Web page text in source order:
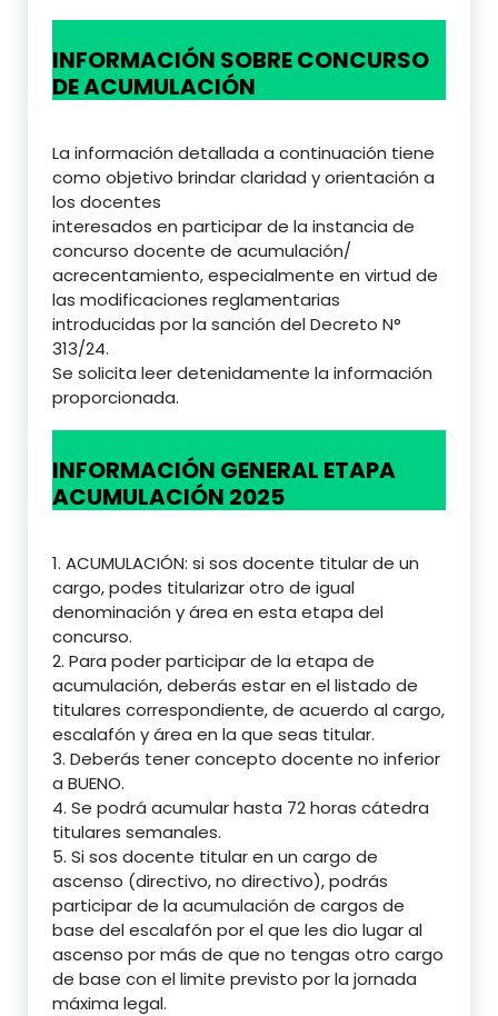
INFORMACIÓN SOBRE CONCURSO
DE ACUMULACIÓN
La información detallada a continuación tiene
como objetivo brindar claridad y orientación a
los docentes
interesados en participar de la instancia de
concurso docente de acumulación/
acrecentamiento, especialmente en virtud de
las modificaciones reglamentarias
introducidas por la sanción del Decreto N°
313/24.
Se solicita leer detenidamente la información
proporcionada.
INFORMACIÓN GENERAL ETAPA
ACUMULACIÓN 2025
1. ACUMULACIÓN: si sos docente titular de un
cargo, podes titularizar otro de igual
denominación y área en esta etapa del
concurso.
2. Para poder participar de la etapa de
acumulación, deberás estar en el listado de
titulares correspondiente, de acuerdo al cargo,
escalafón y área en la que seas titular.
3. Deberás tener concepto docente no inferior
a BUENO.
4. Se podrá acumular hasta 72 horas cátedra
titulares semanales.
5. Si sos docente titular en un cargo de
ascenso (directivo, no directivo), podrás
participar de la acumulación de cargos de
base del escalafón por el que les dio lugar al
ascenso por más de que no tengas otro cargo
de base con el limite previsto por la jornada
máxima legal.